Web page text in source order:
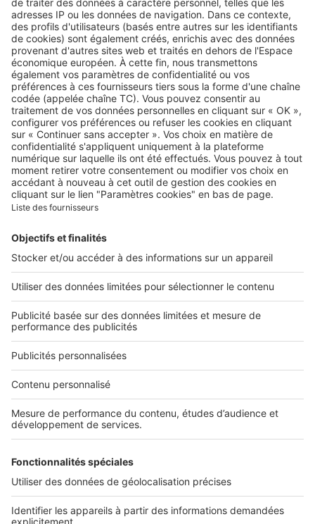
Retrouvez-nous sur …
A propos
Qui sommes-nous ?
Contacter le service client
Nous rejoindre
Presse
Nos applications
Découvrez nos applications
Services pro
Accès client
Informations légales